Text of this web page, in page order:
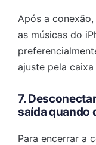
Após a
as músicas do
ajuste pela
7.
saída quando
Para encerrar a